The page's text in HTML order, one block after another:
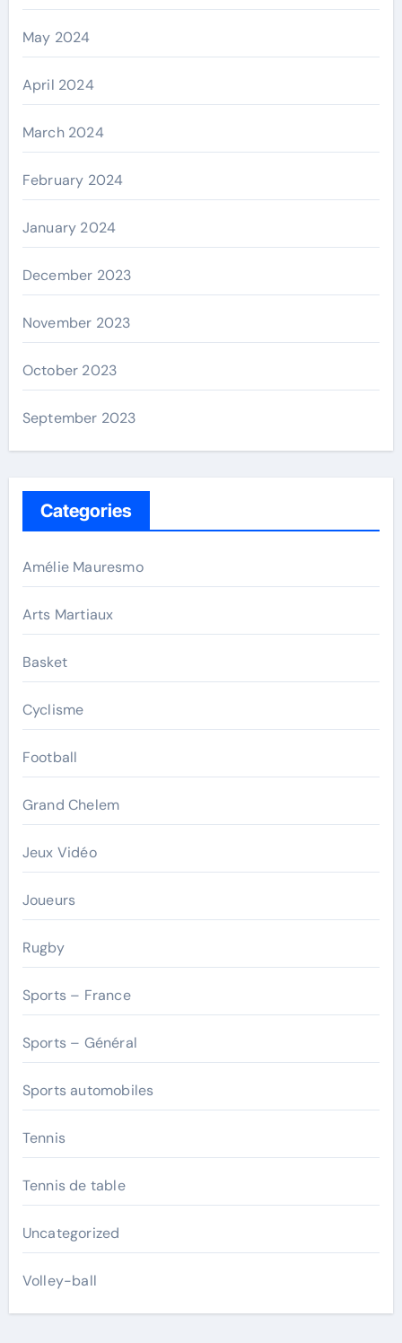
May 2024
April 2024
March 2024
February 2024
January 2024
December 2023
November 2023
October 2023
September 2023
Categories
Amélie Mauresmo
Arts Martiaux
Basket
Cyclisme
Football
Grand Chelem
Jeux Vidéo
Joueurs
Rugby
Sports – France
Sports – Général
Sports automobiles
Tennis
Tennis de table
Uncategorized
Volley-ball